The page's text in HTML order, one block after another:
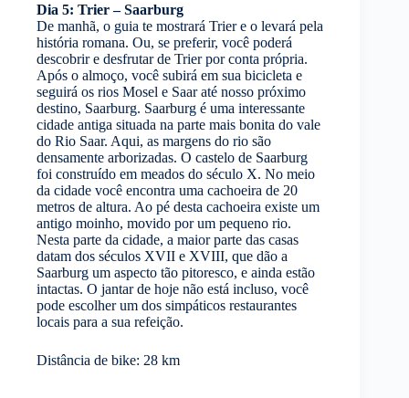
Dia 5: Trier – Saarburg
De manhã, o guia te mostrará Trier e o levará pela
história romana. Ou, se preferir, você poderá
descobrir e desfrutar de Trier por conta própria.
Após o almoço, você subirá em sua bicicleta e
seguirá os rios Mosel e Saar até nosso próximo
destino, Saarburg. Saarburg é uma interessante
cidade antiga situada na parte mais bonita do vale
do Rio Saar. Aqui, as margens do rio são
densamente arborizadas. O castelo de Saarburg
foi construído em meados do século X. No meio
da cidade você encontra uma cachoeira de 20
metros de altura. Ao pé desta cachoeira existe um
antigo moinho, movido por um pequeno rio.
Nesta parte da cidade, a maior parte das casas
datam dos séculos XVII e XVIII, que dão a
Saarburg um aspecto tão pitoresco, e ainda estão
intactas. O jantar de hoje não está incluso, você
pode escolher um dos simpáticos restaurantes
locais para a sua refeição.
Distância de bike: 28 km